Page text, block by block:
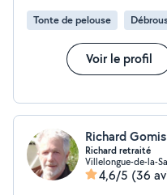
Tonte de pelouse
Voir le profil
Richard Gomis
Richard retraité
Villelongue-de-la-
4,6/5 (36